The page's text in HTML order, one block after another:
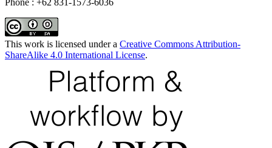
This work is licensed under a Creative Commons Attribution-
ShareAlike 4.0 International License.